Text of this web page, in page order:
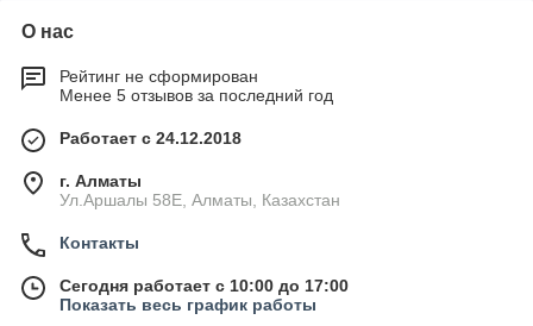
О нас
Рейтинг не сформирован
Менее 5 отзывов за последний год
Работает с 24.12.2018
г. Алматы
Ул.Аршалы 58Е, Алматы, Казахстан
Контакты
Сегодня работает с 10:00 до 17:00
Показать весь график работы